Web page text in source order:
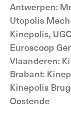
Antwerpen:
Utopolis
Kinepolis,
Euroscoop
Vlaanderen:
Brabant:
Kinepolis
Oostende